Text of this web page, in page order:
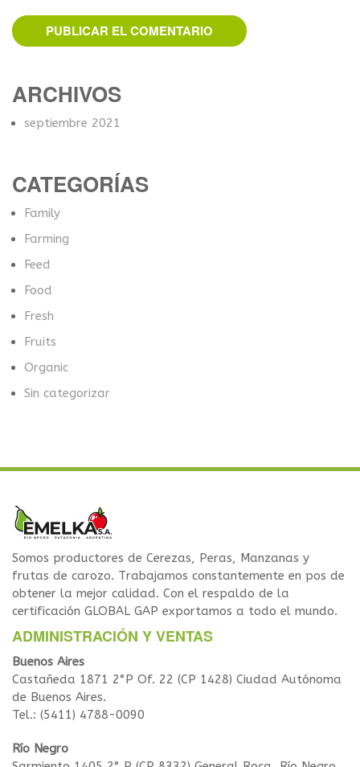
ARCHIVOS
septiembre 2021
CATEGORÍAS
Family
Farming
Feed
Food
Fresh
Fruits
Organic
Sin categorizar
Somos productores de Cerezas, Peras, Manzanas y
frutas de carozo. Trabajamos constantemente en pos de
obtener la mejor calidad. Con el respaldo de la
certificación GLOBAL GAP exportamos a todo el mundo.
ADMINISTRACIÓN Y VENTAS
Buenos Aires
Castañeda 1871 2°P Of. 22 (CP 1428) Ciudad Autónoma
de Buenos Aires.
Tel.: (5411) 4788-0090
Río Negro